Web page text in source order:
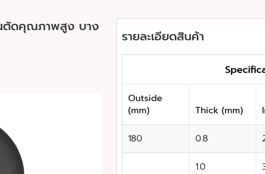
ตัดคุณภาพสูง บาง
รายละเอียดสินค้า
Outside
(mm)
Thick (mm)
180 0.8
1.0